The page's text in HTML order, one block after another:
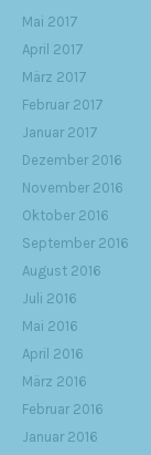
Mai 2017
April 2017
März 2017
Februar 2017
Januar 2017
Dezember 2016
November 2016
Oktober 2016
September 2016
August 2016
Juli 2016
Mai 2016
April 2016
März 2016
Februar 2016
Januar 2016